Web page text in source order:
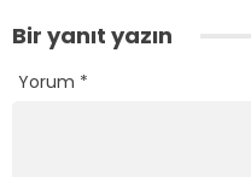
Bir yanıt yazın
Yorum *